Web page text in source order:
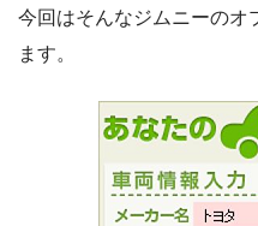
今回はそんなジムニーのオ
ます。